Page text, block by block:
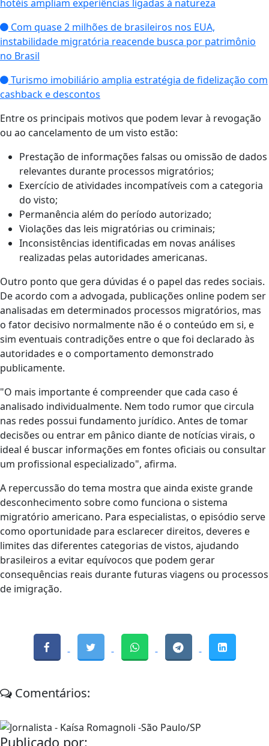
hotéis ampliam experiências ligadas à natureza
Com quase 2 milhões de brasileiros nos EUA,
instabilidade migratória reacende busca por patrimônio
no Brasil
Turismo imobiliário amplia estratégia de fidelização com
cashback e descontos
Entre os principais motivos que podem levar à revogação
ou ao cancelamento de um visto estão:
Prestação de informações falsas ou omissão de dados
relevantes durante processos migratórios;
Exercício de atividades incompatíveis com a categoria
do visto;
Permanência além do período autorizado;
Violações das leis migratórias ou criminais;
Inconsistências identificadas em novas análises
realizadas pelas autoridades americanas.
Outro ponto que gera dúvidas é o papel das redes sociais.
De acordo com a advogada, publicações online podem ser
analisadas em determinados processos migratórios, mas
o fator decisivo normalmente não é o conteúdo em si, e
sim eventuais contradições entre o que foi declarado às
autoridades e o comportamento demonstrado
publicamente.
"O mais importante é compreender que cada caso é
analisado individualmente. Nem todo rumor que circula
nas redes possui fundamento jurídico. Antes de tomar
decisões ou entrar em pânico diante de notícias virais, o
ideal é buscar informações em fontes oficiais ou consultar
um profissional especializado", afirma.
A repercussão do tema mostra que ainda existe grande
desconhecimento sobre como funciona o sistema
migratório americano. Para especialistas, o episódio serve
como oportunidade para esclarecer direitos, deveres e
limites das diferentes categorias de vistos, ajudando
brasileiros a evitar equívocos que podem gerar
consequências reais durante futuras viagens ou processos
de imigração.
Comentários:
Publicado por: